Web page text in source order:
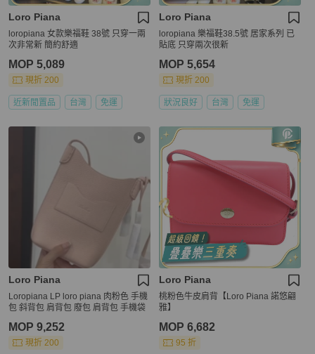
Loro Piana
loropiana 女款樂福鞋 38號 只穿一兩
次非常新 簡約舒適
MOP 5,089
現折 200
近新閒置品 台灣 免運
Loro Piana
loropiana 樂福鞋38.5號 居家系列 已
貼底 只穿兩次很新
MOP 5,654
現折 200
狀況良好 台灣 免運
Loro Piana
Loropiana LP loro piana 肉粉色 手機
包 斜背包 肩背包 廢包 肩背包 手機袋
MOP 9,252
現折 200
Loro Piana
桃粉色牛皮肩背【Loro Piana 諾悠翩
雅】
MOP 6,682
95 折